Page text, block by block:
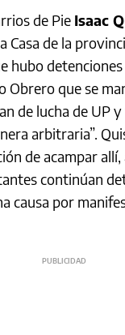
de Pie Isaac
Casa de la
hubo
Obrero que se
de lucha de UP
arbitraria”.
de acampar
continúan
causa por